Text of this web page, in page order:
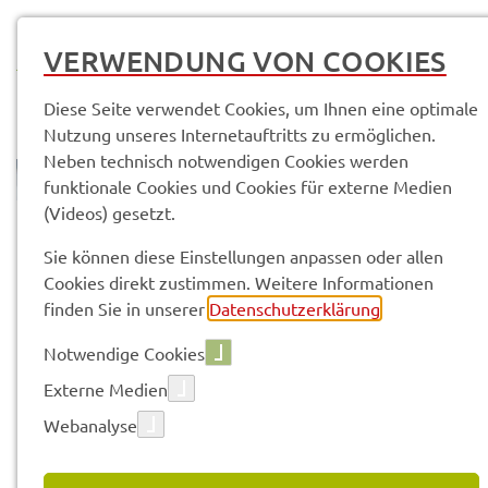
Vorle­sen
KONTAK­TE & SERVICE­STEL­LEN
VERWENDUNG VON COOKIES
Diese Seite verwendet Cookies, um Ihnen eine optimale
Nutzung unseres Internetauftritts zu ermöglichen.
Neben technisch notwendigen Cookies werden
funktionale Cookies und Cookies für externe Medien
(Videos) gesetzt.
Sie können diese Einstellungen anpassen oder allen
Cookies direkt zustimmen. Weitere Informationen
finden Sie in unserer Datenschutzerklärung
Notwendige Cookies
Externe Medien
Webanalyse